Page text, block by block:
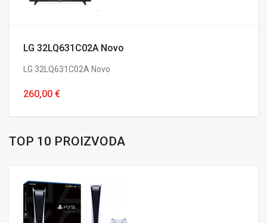
LG 32LQ631C02A Novo
LG 32LQ631C02A Novo
260,00 €
TOP 10 PROIZVODA